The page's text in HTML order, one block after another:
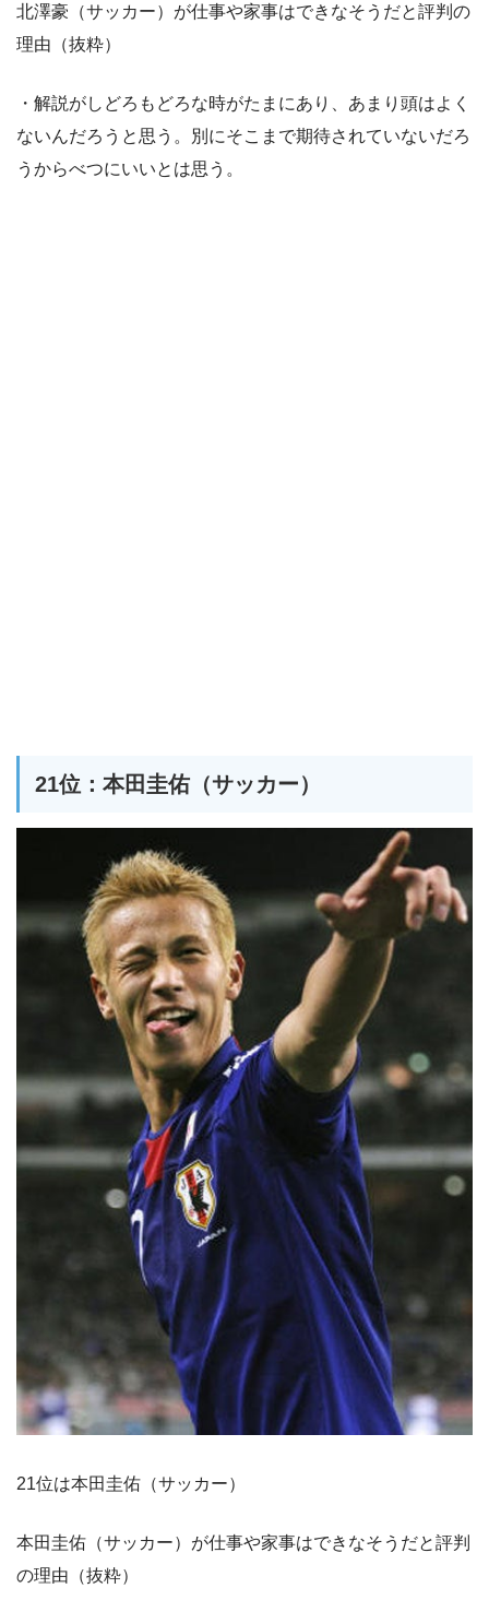
北澤豪（サッカー）が仕事や家事はできなそうだと評判の
理由（抜粋）
・解説がしどろもどろな時がたまにあり、あまり頭はよく
ないんだろうと思う。別にそこまで期待されていないだろ
うからべつにいいとは思う。
21位：本田圭佑（サッカー）
21位は本田圭佑（サッカー）
本田圭佑（サッカー）が仕事や家事はできなそうだと評判
の理由（抜粋）